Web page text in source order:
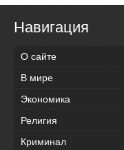
Навигация
О сайте
В мире
Экономика
Религия
Криминал